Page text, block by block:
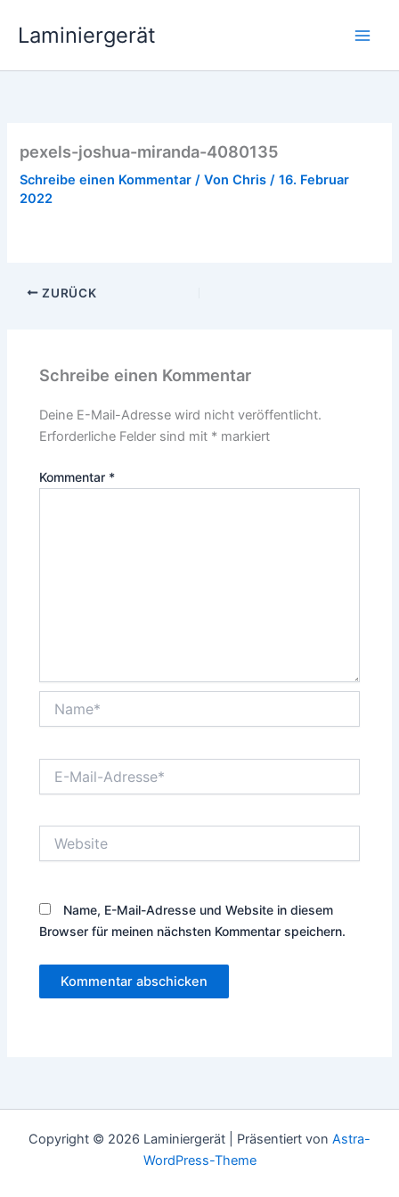
InhaltLaminiergerät
pexels-joshua-miranda-4080135
Schreibe einen Kommentar / VonChris/16. Februar
2022
ZURÜCK
Schreibe einen Kommentar
Deine E-Mail-Adresse wird nicht veröffentlicht.
Erforderliche Felder sind mit * markiert
Kommentar *
Mail-
Name, E-Mail-Adresse und Website in diesem
Browser für meinen nächsten Kommentar speichern.
Copyright © 2026 Laminiergerät | Präsentiert von Astra-
WordPress-Theme